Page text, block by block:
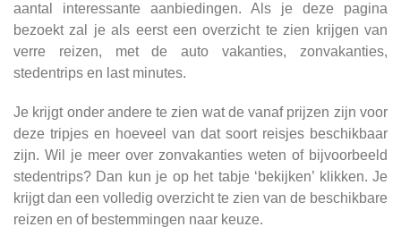
aantal interessante aanbiedingen. Als je deze pagina
bezoekt zal je als eerst een overzicht te zien krijgen van
verre reizen, met de auto vakanties, zonvakanties,
stedentrips en last minutes.
Je krijgt onder andere te zien wat de vanaf prijzen zijn voor
deze tripjes en hoeveel van dat soort reisjes beschikbaar
zijn. Wil je meer over zonvakanties weten of bijvoorbeeld
stedentrips? Dan kun je op het tabje ‘bekijken’ klikken. Je
krijgt dan een volledig overzicht te zien van de beschikbare
reizen en of bestemmingen naar keuze.